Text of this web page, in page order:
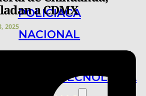
POLICIACA
NACIONAL
Y TECNOLOGÍA
a CDMX
2025